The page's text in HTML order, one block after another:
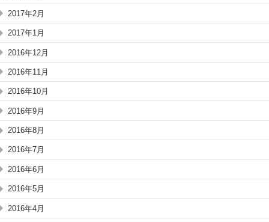
2017年2月
2017年1月
2016年12月
2016年11月
2016年10月
2016年9月
2016年8月
2016年7月
2016年6月
2016年5月
2016年4月